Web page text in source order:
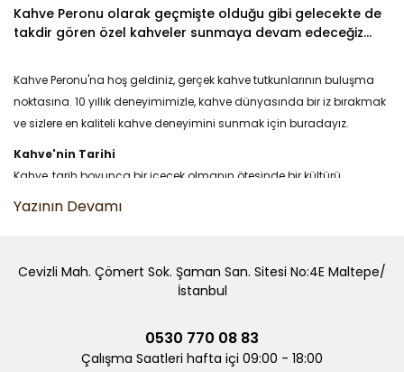
Kahve Peronu olarak geçmişte olduğu gibi gelecekte de
takdir gören özel kahveler sunmaya devam edeceğiz...
Kahve Peronu'na hoş geldiniz, gerçek kahve tutkunlarının buluşma
noktasına. 10 yıllık deneyimimizle, kahve dünyasında bir iz bırakmak
ve sizlere en kaliteli kahve deneyimini sunmak için buradayız.
Kahve'nin Tarihi
Kahve, tarih boyunca bir içecek olmanın ötesinde bir kültürü
Kahvenin sonsuz çeşitliliği ile tanışın. Arabica'dan Robusta'ya,
sıradan kahveden özel karışımlara kadar geniş bir kahve yelpazesini
Kahvenin yetiştirilme ve işlenme süreçlerine dair merak ettiğiniz her
Cevizli Mah. Çömert Sok. Şaman San. Sitesi No:4E Maltepe/
İstanbul
0530 770 08 83
Çalışma Saatleri hafta içi 09:00 - 18:00